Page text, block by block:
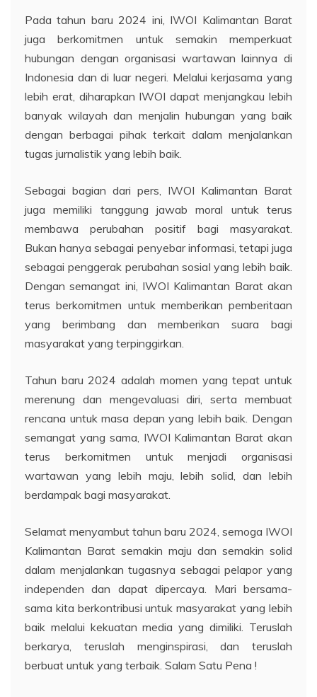
Pada tahun baru 2024 ini, IWOI Kalimantan Barat
juga berkomitmen untuk semakin memperkuat
hubungan dengan organisasi wartawan lainnya di
Indonesia dan di luar negeri. Melalui kerjasama yang
lebih erat, diharapkan IWOI dapat menjangkau lebih
banyak wilayah dan menjalin hubungan yang baik
dengan berbagai pihak terkait dalam menjalankan
tugas jurnalistik yang lebih baik.
Sebagai bagian dari pers, IWOI Kalimantan Barat
juga memiliki tanggung jawab moral untuk terus
membawa perubahan positif bagi masyarakat.
Bukan hanya sebagai penyebar informasi, tetapi juga
sebagai penggerak perubahan sosial yang lebih baik.
Dengan semangat ini, IWOI Kalimantan Barat akan
terus berkomitmen untuk memberikan pemberitaan
yang berimbang dan memberikan suara bagi
masyarakat yang terpinggirkan.
Tahun baru 2024 adalah momen yang tepat untuk
merenung dan mengevaluasi diri, serta membuat
rencana untuk masa depan yang lebih baik. Dengan
semangat yang sama, IWOI Kalimantan Barat akan
terus berkomitmen untuk menjadi organisasi
wartawan yang lebih maju, lebih solid, dan lebih
berdampak bagi masyarakat.
Selamat menyambut tahun baru 2024, semoga IWOI
Kalimantan Barat semakin maju dan semakin solid
dalam menjalankan tugasnya sebagai pelapor yang
independen dan dapat dipercaya. Mari bersama-
sama kita berkontribusi untuk masyarakat yang lebih
baik melalui kekuatan media yang dimiliki. Teruslah
berkarya, teruslah menginspirasi, dan teruslah
berbuat untuk yang terbaik. Salam Satu Pena !